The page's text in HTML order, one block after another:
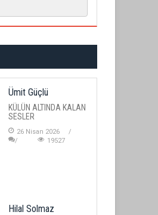
Ümit Güçlü
KÜLÜN ALTINDA KALAN
SESLER
26 Nisan 2026
19527
Hilal Solmaz